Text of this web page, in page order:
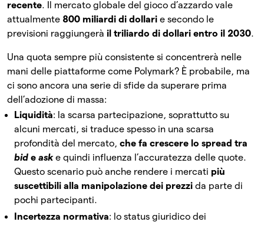
recente. Il mercato globale del gioco d’azzardo vale
attualmente 800 miliardi di dollari e secondo le
previsioni raggiungerà il triliardo di dollari entro il 2030.
Una quota sempre più consistente si concentrerà nelle
mani delle piattaforme come Polymark? È probabile, ma
ci sono ancora una serie di sfide da superare prima
dell’adozione di massa:
Liquidità: la scarsa partecipazione, soprattutto su
alcuni mercati, si traduce spesso in una scarsa
profondità del mercato, che fa crescere lo spread tra
bid e aske quindi influenza l’accuratezza delle quote.
Questo scenario può anche rendere i mercati più
suscettibili alla manipolazione dei prezzi da parte di
pochi partecipanti.
Incertezza normativa: lo status giuridico dei